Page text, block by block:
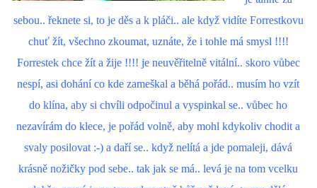
sebou.. řeknete si, to je děs a k pláči.. ale když vidíte Forrestkovu
chuť žít, všechno zkoumat, uznáte, že i tohle má smysl !!!!
Forrestek chce žít a žije !!!! je neuvěřitelně vitální.. skoro vůbec
nespí, asi dohání co kde zameškal a běhá pořád.. musím ho vzít
do klína, aby si chvíli odpočinul a vyspinkal se.. vůbec ho
nezavírám do klece, je pořád volně, aby mohl kdykoliv chodit a
svaly posilovat :-) a daří se.. když nelítá a jde pomaleji, dává
krásně nožičky pod sebe.. tak jak se má.. levá je na tom vcelku